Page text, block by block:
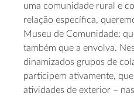
uma comunidade rural e
relação específica,
Museu de Comunidade:
também que a envolva.
dinamizados grupos de
participem ativamente,
atividades de exterior –